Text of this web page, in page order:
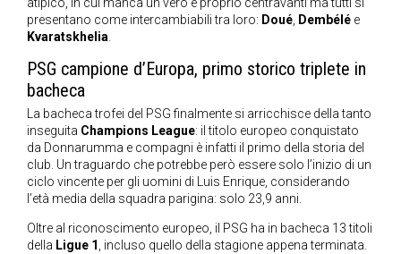
atipico, in cui manca un vero e proprio centravanti ma tutti si
presentano come intercambiabili tra loro: Doué, Dembélé e
Kvaratskhelia.
PSG campione d’Europa, primo storico triplete in
bacheca
La bacheca trofei del PSG finalmente si arricchisce della tanto
inseguita Champions League: il titolo europeo conquistato
da Donnarumma e compagni è infatti il primo della storia del
club. Un traguardo che potrebbe però essere solo l’inizio di un
ciclo vincente per gli uomini di Luis Enrique, considerando
l’età media della squadra parigina: solo 23,9 anni.
Oltre al riconoscimento europeo, il PSG ha in bacheca 13 titoli
della Ligue 1, incluso quello della stagione appena terminata.